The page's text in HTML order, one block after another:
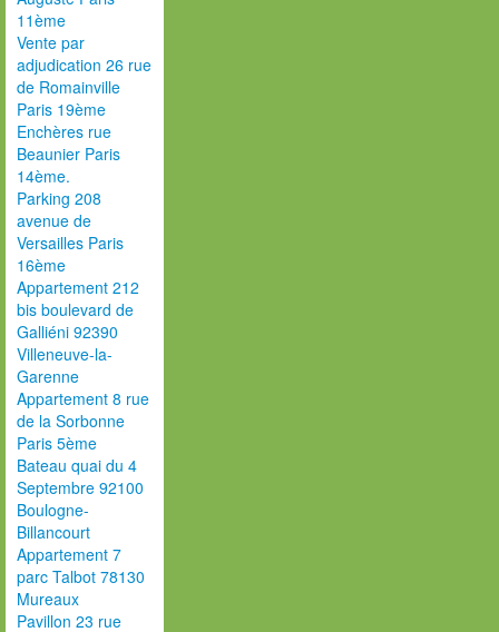
11ème
Vente par
adjudication 26 rue
de Romainville
Paris 19ème
Enchères rue
Beaunier Paris
14ème.
Parking 208
avenue de
Versailles Paris
16ème
Appartement 212
bis boulevard de
Galliéni 92390
Villeneuve-la-
Garenne
Appartement 8 rue
de la Sorbonne
Paris 5ème
Bateau quai du 4
Septembre 92100
Boulogne-
Billancourt
Appartement 7
parc Talbot 78130
Mureaux
Pavillon 23 rue